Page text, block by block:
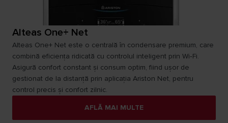
Alteas One+ Net
Alteas One+ Net este o centrală în condensare premium, care
combină eficiența ridicată cu controlul inteligent prin Wi‑Fi.
Asigură confort constant și consum optim, fiind ușor de
gestionat de la distanță prin aplicația Ariston Net, pentru
control precis și confort zilnic.​
AFLĂ MAI MULTE